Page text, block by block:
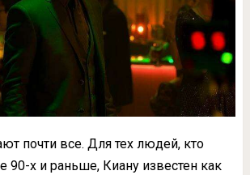
почти все. Для тех людей, кто
90-х и раньше, Киану известен как